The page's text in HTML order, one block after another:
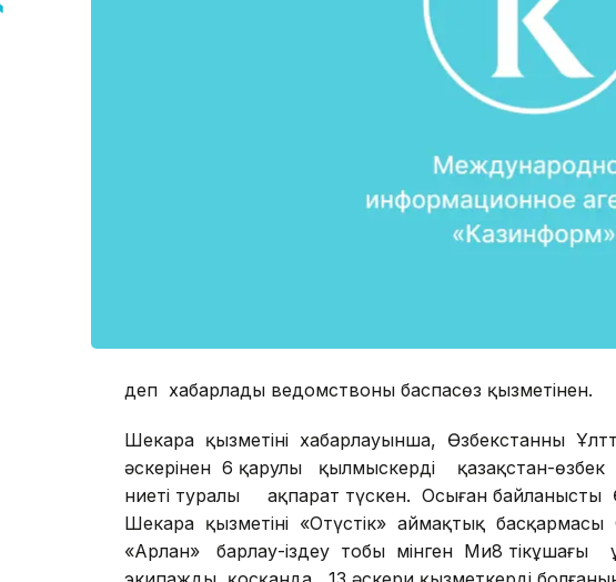
деп хабарлады ведомствоның баспасөз қызметінен.
Шекара қызметінің хабарлауынша, Өзбекстанның
әскерінен 6 қарулы қылмыскердің қазақстан-өзбек
ниеті туралы ақпарат түскен. Осыған
Шекара қызметінің «Оңтүстік» аймақтық
«Арлан» барлау-іздеу тобы мінген Ми8